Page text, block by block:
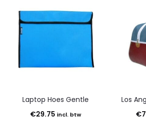
Laptop Hoes Gentle
€29.75 incl. btw
Los
€